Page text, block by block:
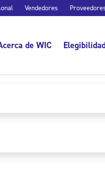
Vendedores
de WIC